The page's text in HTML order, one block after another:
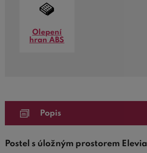
Olepení
hran ABS
Popis
Postel s úložným prostorem Elevia